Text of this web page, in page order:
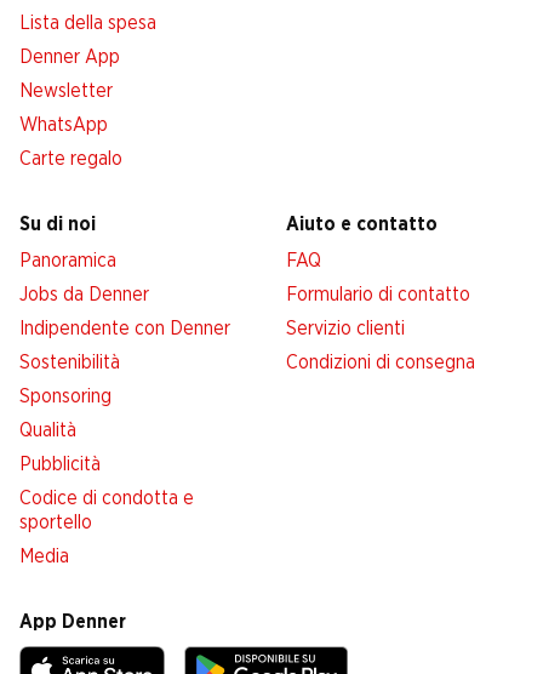
Lista della spesa
Denner App
Newsletter
WhatsApp
Carte regalo
Su di noi
Panoramica
Jobs da Denner
Indipendente con Denner
Sostenibilità
Sponsoring
Qualità
Pubblicità
Codice di condotta e
sportello
Media
Aiuto e contatto
FAQ
Formulario di contatto
Servizio clienti
Condizioni di consegna
App Denner